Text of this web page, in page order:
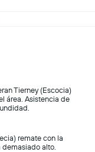
Tierney (Escocia)
área. Asistencia de
remate con la
demasiado alto.